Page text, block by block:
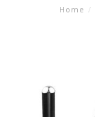
Home /